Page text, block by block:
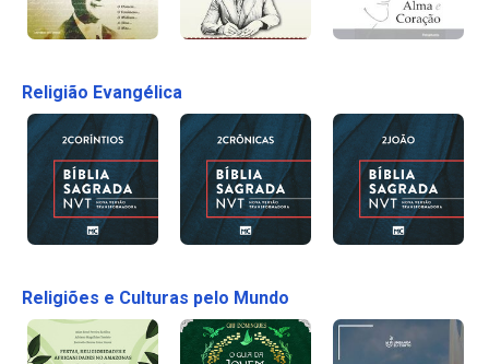
Religião Evangélica
Religiões e Culturas pelo Mundo